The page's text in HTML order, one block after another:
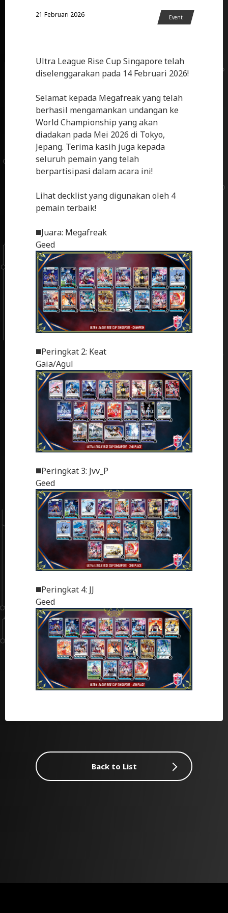
21 Februari 2026 Event
Ultra League Rise Cup Singapore telah
diselenggarakan pada 14 Februari 2026!
Selamat kepada Megafreak yang telah
berhasil mengamankan undangan ke
World Championship yang akan
diadakan pada Mei 2026 di Tokyo,
Jepang. Terima kasih juga kepada
seluruh pemain yang telah
berpartisipasi dalam acara ini!
Lihat decklist yang digunakan oleh 4
pemain terbaik!
◼️Juara: Megafreak
Geed
◼️Peringkat 2: Keat
Gaia/Agul
◼️Peringkat 3: Jvv_P
Geed
◼️Peringkat 4: JJ
Geed
Back to List